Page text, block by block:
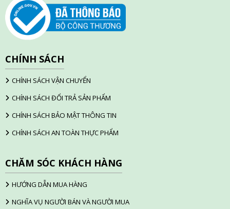
CHÍNH SÁCH
CHÍNH SÁCH VẬN CHUYỂN
CHÍNH SÁCH ĐỔI TRẢ SẢN PHẨM
CHÍNH SÁCH BẢO MẬT THÔNG TIN
CHÍNH SÁCH AN TOÀN THỰC PHẨM
CHĂM SÓC KHÁCH HÀNG
HƯỚNG DẪN MUA HÀNG
NGHĨA VỤ NGƯỜI BÁN VÀ NGƯỜI MUA